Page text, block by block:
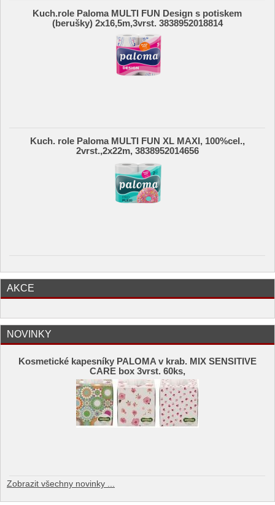
Kuch.role Paloma MULTI FUN Design s potiskem
(berušky) 2x16,5m,3vrst. 3838952018814
Kuch. role Paloma MULTI FUN XL MAXI, 100%cel.,
2vrst.,2x22m, 3838952014656
AKCE
NOVINKY
Kosmetické kapesníky PALOMA v krab. MIX SENSITIVE
CARE box 3vrst. 60ks,
Zobrazit všechny novinky ...